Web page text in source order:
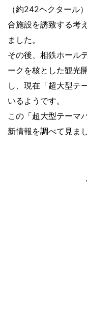
（約242ヘクタール
合施設を誘致する考
ました。
その後、相鉄ホール
ークを核とした観光
し、現在「超大型テ
いるようです。
この「超大型テーマ
新情報を調べて見まし